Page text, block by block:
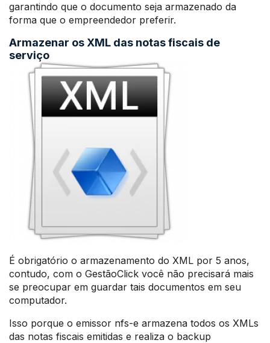
garantindo que o documento seja armazenado da
forma que o empreendedor preferir.
Armazenar os XML das notas fiscais de
serviço
É obrigatório o armazenamento do XML por 5 anos,
contudo, com o GestãoClick você não precisará mais
se preocupar em guardar tais documentos em seu
computador.
Isso porque o emissor nfs-e armazena todos os XMLs
das notas fiscais emitidas e realiza o backup